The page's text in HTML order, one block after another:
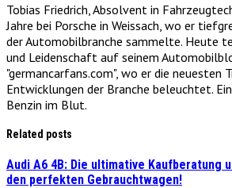
Tobias Friedrich, Absolvent in
Jahre bei Porsche in Weissach, wo er
der Automobilbranche sammelte. Heute
und Leidenschaft auf seinem
"germancarfans.com", wo er die neuesten
Entwicklungen der Branche beleuchtet.
Benzin im Blut.
Related posts
Audi A6 4B: Die ultimative Kaufberatung
den perfekten Gebrauchtwagen!